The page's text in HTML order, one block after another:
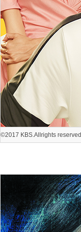
©2017 KBS.Allrights reserved